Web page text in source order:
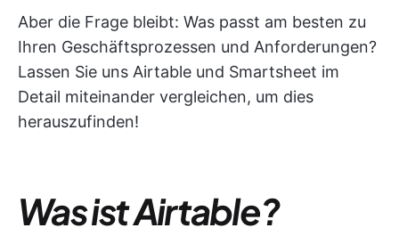
Aber die Frage bleibt: Was passt am besten zu
Ihren Geschäftsprozessen und Anforderungen?
Lassen Sie uns Airtable und Smartsheet im
Detail miteinander vergleichen, um dies
herauszufinden!
Was ist Airtable?